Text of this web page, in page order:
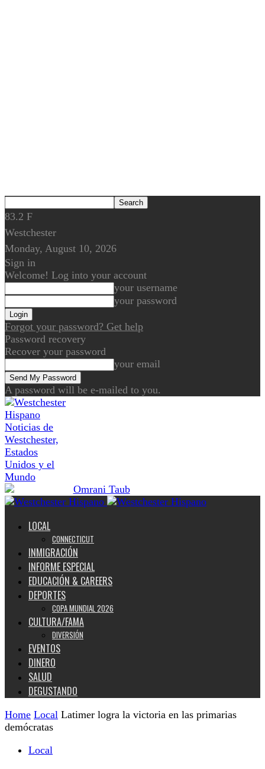
83.2 F
Westchester
Monday, August 10, 2026
Sign in
Welcome! Log into your account
your username
your password
Forgot your password? Get help
Password recovery
Recover your password
your email
A password will be e-mailed to you.
Noticias de
Westchester,
Estados
Unidos y el
Mundo
LOCAL
CONNECTICUT
INMIGRACIÓN
INFORME ESPECIAL
EDUCACIÓN & CAREERS
DEPORTES
COPA MUNDIAL 2026
CULTURA/FAMA
DIVERSIÓN
EVENTOS
DINERO
SALUD
DEGUSTANDO
Home Local Latimer logra la victoria en las primarias
demócratas
Local